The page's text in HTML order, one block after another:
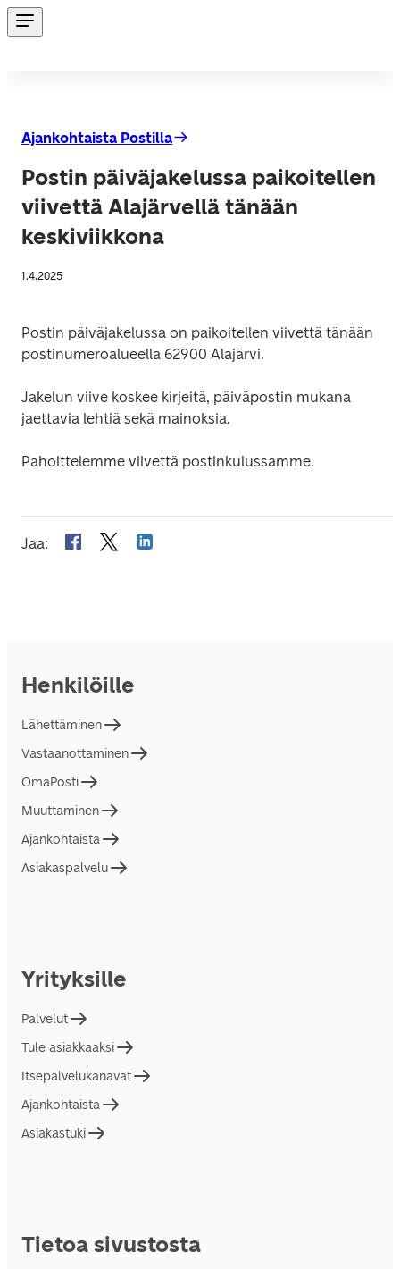
Ajankohtaista Postilla
Postin päiväjakelussa paikoitellen
viivettä Alajärvellä tänään
keskiviikkona
1.4.2025
Postin päiväjakelussa on paikoitellen viivettä tänään
postinumeroalueella 62900 Alajärvi.
Jakelun viive koskee kirjeitä, päiväpostin mukana
jaettavia lehtiä sekä mainoksia.
Pahoittelemme viivettä postinkulussamme.
Jaa:
Henkilöille
Lähettäminen
Vastaanottaminen
OmaPosti
Muuttaminen
Ajankohtaista
Asiakaspalvelu
Yrityksille
Palvelut
Tule asiakkaaksi
Itsepalvelukanavat
Ajankohtaista
Asiakastuki
Tietoa sivustosta